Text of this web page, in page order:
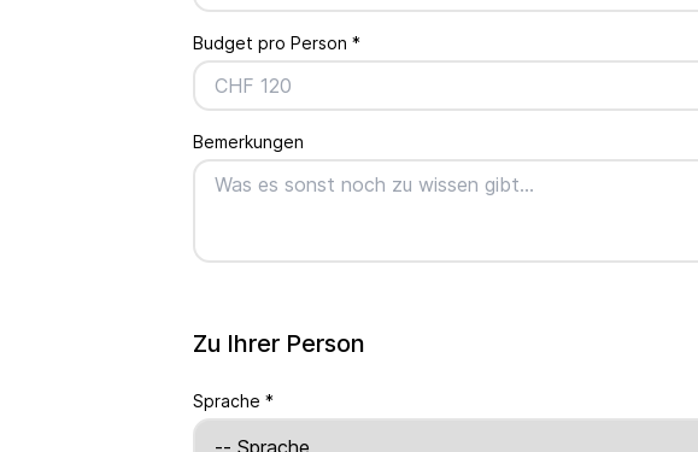
Budget pro Person *
Bemerkungen
Zu Ihrer Person
Sprache *